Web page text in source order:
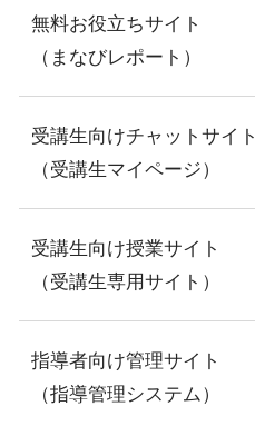
無料お役立ちサイト
（まなびレポート）
受講生向けチャットサイト
（受講生マイページ）
受講生向け授業サイト
（受講生専用サイト）
指導者向け管理サイト
（指導管理システム）